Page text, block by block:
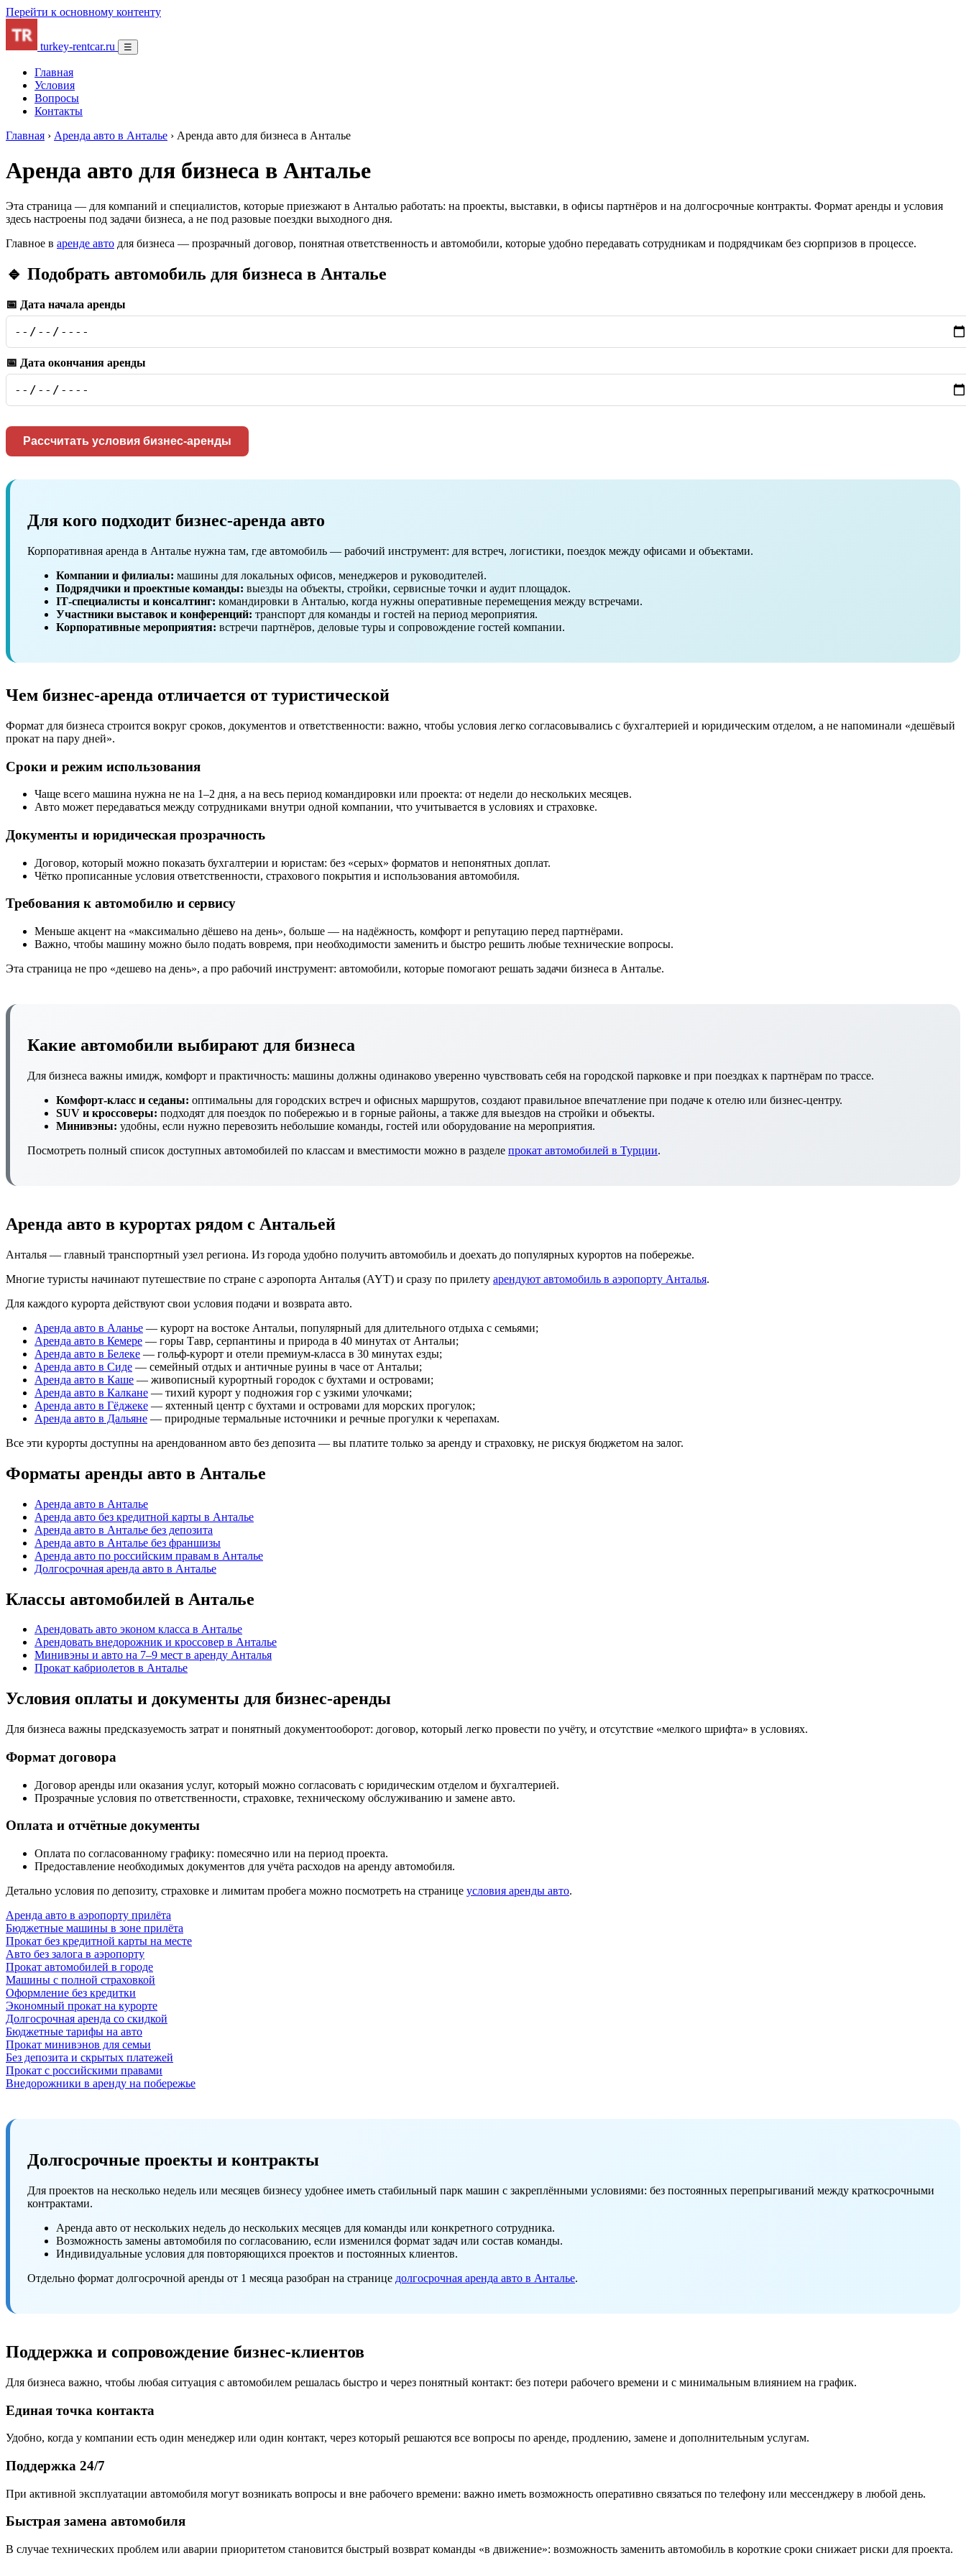
Перейти к основному контенту
turkey-rentcar.ru ☰
Главная
Условия
Вопросы
Контакты
Главная › Аренда авто в Анталье › Аренда авто для бизнеса в Анталье
Аренда авто для бизнеса в Анталье
Эта страница — для компаний и специалистов, которые приезжают в Анталью работать: на проекты, выставки, в офисы партнёров и на долгосрочные контракты. Формат аренды и условия
здесь настроены под задачи бизнеса, а не под разовые поездки выходного дня.
Главное в аренде авто для бизнеса — прозрачный договор, понятная ответственность и автомобили, которые удобно передавать сотрудникам и подрядчикам без сюрпризов в процессе.
🔹 Подобрать автомобиль для бизнеса в Анталье
📅 Дата начала аренды
📅 Дата окончания аренды
Рассчитать условия бизнес-аренды
Для кого подходит бизнес-аренда авто
Корпоративная аренда в Анталье нужна там, где автомобиль — рабочий инструмент: для встреч, логистики, поездок между офисами и объектами.
Компании и филиалы: машины для локальных офисов, менеджеров и руководителей.
Подрядчики и проектные команды: выезды на объекты, стройки, сервисные точки и аудит площадок.
IT‑специалисты и консалтинг: командировки в Анталью, когда нужны оперативные перемещения между встречами.
Участники выставок и конференций: транспорт для команды и гостей на период мероприятия.
Корпоративные мероприятия: встречи партнёров, деловые туры и сопровождение гостей компании.
Чем бизнес-аренда отличается от туристической
Формат для бизнеса строится вокруг сроков, документов и ответственности: важно, чтобы условия легко согласовывались с бухгалтерией и юридическим отделом, а не напоминали «дешёвый
прокат на пару дней».
Сроки и режим использования
Чаще всего машина нужна не на 1–2 дня, а на весь период командировки или проекта: от недели до нескольких месяцев.
Авто может передаваться между сотрудниками внутри одной компании, что учитывается в условиях и страховке.
Документы и юридическая прозрачность
Договор, который можно показать бухгалтерии и юристам: без «серых» форматов и непонятных доплат.
Чётко прописанные условия ответственности, страхового покрытия и использования автомобиля.
Требования к автомобилю и сервису
Меньше акцент на «максимально дёшево на день», больше — на надёжность, комфорт и репутацию перед партнёрами.
Важно, чтобы машину можно было подать вовремя, при необходимости заменить и быстро решить любые технические вопросы.
Эта страница не про «дешево на день», а про рабочий инструмент: автомобили, которые помогают решать задачи бизнеса в Анталье.
Какие автомобили выбирают для бизнеса
Для бизнеса важны имидж, комфорт и практичность: машины должны одинаково уверенно чувствовать себя на городской парковке и при поездках к партнёрам по трассе.
Комфорт‑класс и седаны: оптимальны для городских встреч и офисных маршрутов, создают правильное впечатление при подаче к отелю или бизнес‑центру.
SUV и кроссоверы: подходят для поездок по побережью и в горные районы, а также для выездов на стройки и объекты.
Минивэны: удобны, если нужно перевозить небольшие команды, гостей или оборудование на мероприятия.
Посмотреть полный список доступных автомобилей по классам и вместимости можно в разделе прокат автомобилей в Турции.
Аренда авто в курортах рядом с Антальей
Анталья — главный транспортный узел региона. Из города удобно получить автомобиль и доехать до популярных курортов на побережье.
Многие туристы начинают путешествие по стране с аэропорта Анталья (AYT) и сразу по прилету арендуют автомобиль в аэропорту Анталья.
Для каждого курорта действуют свои условия подачи и возврата авто.
Аренда авто в Аланье — курорт на востоке Антальи, популярный для длительного отдыха с семьями;
Аренда авто в Кемере — горы Тавр, серпантины и природа в 40 минутах от Антальи;
Аренда авто в Белеке — гольф-курорт и отели премиум-класса в 30 минутах езды;
Аренда авто в Сиде — семейный отдых и античные руины в часе от Антальи;
Аренда авто в Каше — живописный курортный городок с бухтами и островами;
Аренда авто в Калкане — тихий курорт у подножия гор с узкими улочками;
Аренда авто в Гёджеке — яхтенный центр с бухтами и островами для морских прогулок;
Аренда авто в Дальяне — природные термальные источники и речные прогулки к черепахам.
Все эти курорты доступны на арендованном авто без депозита — вы платите только за аренду и страховку, не рискуя бюджетом на залог.
Форматы аренды авто в Анталье
Аренда авто в Анталье
Аренда авто без кредитной карты в Анталье
Аренда авто в Анталье без депозита
Аренда авто в Анталье без франшизы
Аренда авто по российским правам в Анталье
Долгосрочная аренда авто в Анталье
Классы автомобилей в Анталье
Арендовать авто эконом класса в Анталье
Арендовать внедорожник и кроссовер в Анталье
Минивэны и авто на 7–9 мест в аренду Анталья
Прокат кабриолетов в Анталье
Условия оплаты и документы для бизнес-аренды
Для бизнеса важны предсказуемость затрат и понятный документооборот: договор, который легко провести по учёту, и отсутствие «мелкого шрифта» в условиях.
Формат договора
Договор аренды или оказания услуг, который можно согласовать с юридическим отделом и бухгалтерией.
Прозрачные условия по ответственности, страховке, техническому обслуживанию и замене авто.
Оплата и отчётные документы
Оплата по согласованному графику: помесячно или на период проекта.
Предоставление необходимых документов для учёта расходов на аренду автомобиля.
Детально условия по депозиту, страховке и лимитам пробега можно посмотреть на странице условия аренды авто.
Аренда авто в аэропорту прилёта
Бюджетные машины в зоне прилёта
Прокат без кредитной карты на месте
Авто без залога в аэропорту
Прокат автомобилей в городе
Машины с полной страховкой
Оформление без кредитки
Экономный прокат на курорте
Долгосрочная аренда со скидкой
Бюджетные тарифы на авто
Прокат минивэнов для семьи
Без депозита и скрытых платежей
Прокат с российскими правами
Внедорожники в аренду на побережье
Долгосрочные проекты и контракты
Для проектов на несколько недель или месяцев бизнесу удобнее иметь стабильный парк машин с закреплёнными условиями: без постоянных перепрыгиваний между краткосрочными
контрактами.
Аренда авто от нескольких недель до нескольких месяцев для команды или конкретного сотрудника.
Возможность замены автомобиля по согласованию, если изменился формат задач или состав команды.
Индивидуальные условия для повторяющихся проектов и постоянных клиентов.
Отдельно формат долгосрочной аренды от 1 месяца разобран на странице долгосрочная аренда авто в Анталье.
Поддержка и сопровождение бизнес-клиентов
Для бизнеса важно, чтобы любая ситуация с автомобилем решалась быстро и через понятный контакт: без потери рабочего времени и с минимальным влиянием на график.
Единая точка контакта
Удобно, когда у компании есть один менеджер или один контакт, через который решаются все вопросы по аренде, продлению, замене и дополнительным услугам.
Поддержка 24/7
При активной эксплуатации автомобиля могут возникать вопросы и вне рабочего времени: важно иметь возможность оперативно связаться по телефону или мессенджеру в любой день.
Быстрая замена автомобиля
В случае технических проблем или аварии приоритетом становится быстрый возврат команды «в движение»: возможность заменить автомобиль в короткие сроки снижает риски для проекта.